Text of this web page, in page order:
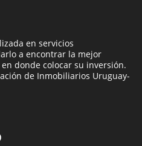
en servicios
a encontrar la mejor
donde colocar su inversión.
de Inmobiliarios Uruguay-